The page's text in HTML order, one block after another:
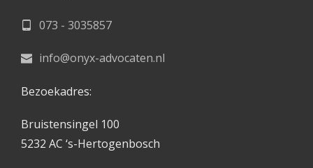
073 - 3035857
info@onyx-advocaten.nl
Bezoekadres:
Bruistensingel 100
5232 AC ‘s-Hertogenbosch